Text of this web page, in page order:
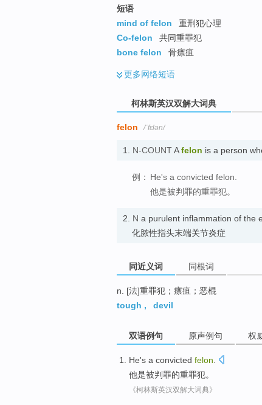
短语
mind of felon
重刑犯心理
Co-felon
共同重罪犯
bone felon
骨瘭疽
更多网络短语
柯林斯英汉双解大词典
felon /ˈfɛlən/
1. N-COUNTAfelon is a person
例： He's a convicted felon.
他是被判罪的重罪犯。
2. N a purulent inflammation of the
化脓性指头末端关节炎症
同近义词 同根词
n. [法]重罪犯；瘭疽；恶棍
tough , devil
双语例句 原声例句 权
He's a convicted felon
他是被判罪的重罪犯。
《柯林斯英汉双解大词典》